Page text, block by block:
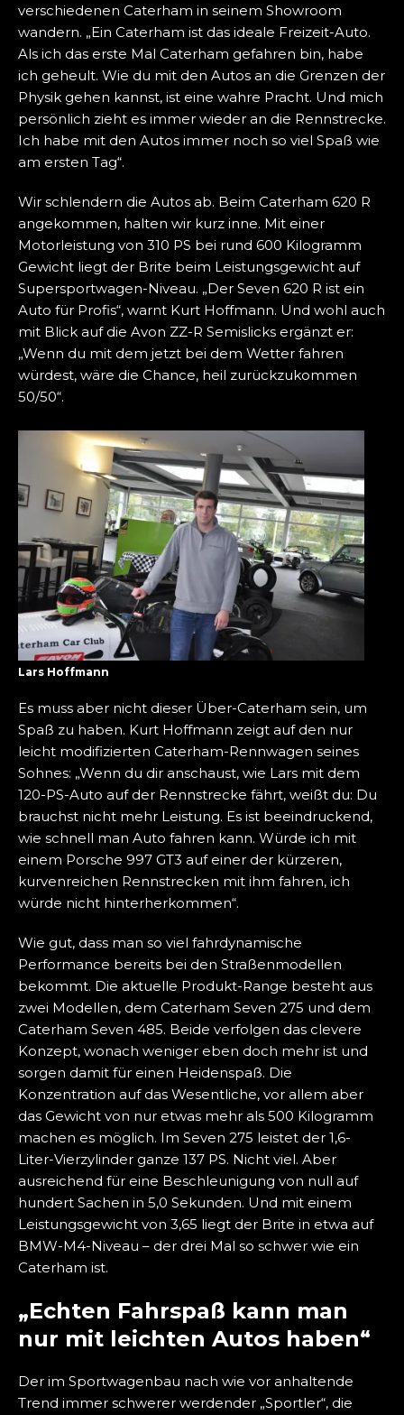
verschiedenen Caterham in seinem Showroom
wandern. „Ein Caterham ist das ideale Freizeit-Auto.
Als ich das erste Mal Caterham gefahren bin, habe
ich geheult. Wie du mit den Autos an die Grenzen der
Physik gehen kannst, ist eine wahre Pracht. Und mich
persönlich zieht es immer wieder an die Rennstrecke.
Ich habe mit den Autos immer noch so viel Spaß wie
am ersten Tag“.
Wir schlendern die Autos ab. Beim Caterham 620 R
angekommen, halten wir kurz inne. Mit einer
Motorleistung von 310 PS bei rund 600 Kilogramm
Gewicht liegt der Brite beim Leistungsgewicht auf
Supersportwagen-Niveau. „Der Seven 620 R ist ein
Auto für Profis“, warnt Kurt Hoffmann. Und wohl auch
mit Blick auf die Avon ZZ-R Semislicks ergänzt er:
„Wenn du mit dem jetzt bei dem Wetter fahren
würdest, wäre die Chance, heil zurückzukommen
50/50“.
Lars Hoffmann
Es muss aber nicht dieser Über-Caterham sein, um
Spaß zu haben. Kurt Hoffmann zeigt auf den nur
leicht modifizierten Caterham-Rennwagen seines
Sohnes: „Wenn du dir anschaust, wie Lars mit dem
120-PS-Auto auf der Rennstrecke fährt, weißt du: Du
brauchst nicht mehr Leistung. Es ist beeindruckend,
wie schnell man Auto fahren kann. Würde ich mit
einem Porsche 997 GT3 auf einer der kürzeren,
kurvenreichen Rennstrecken mit ihm fahren, ich
würde nicht hinterherkommen“.
Wie gut, dass man so viel fahrdynamische
Performance bereits bei den Straßenmodellen
bekommt. Die aktuelle Produkt-Range besteht aus
zwei Modellen, dem Caterham Seven 275 und dem
Caterham Seven 485. Beide verfolgen das clevere
Konzept, wonach weniger eben doch mehr ist und
sorgen damit für einen Heidenspaß. Die
Konzentration auf das Wesentliche, vor allem aber
das Gewicht von nur etwas mehr als 500 Kilogramm
machen es möglich. Im Seven 275 leistet der 1,6-
Liter-Vierzylinder ganze 137 PS. Nicht viel. Aber
ausreichend für eine Beschleunigung von null auf
hundert Sachen in 5,0 Sekunden. Und mit einem
Leistungsgewicht von 3,65 liegt der Brite in etwa auf
BMW-M4-Niveau – der drei Mal so schwer wie ein
Caterham ist.
„Echten Fahrspaß kann man
nur mit leichten Autos haben“
Der im Sportwagenbau nach wie vor anhaltende
Trend immer schwerer werdender „Sportler“, die